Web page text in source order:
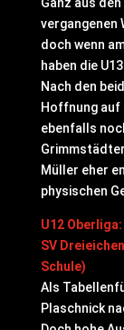
vergangenen
doch wenn
haben die
Nach den
Hoffnung auf
ebenfalls
Müller eher
physischen
U12
SV
Schule)
Als
Plaschnick